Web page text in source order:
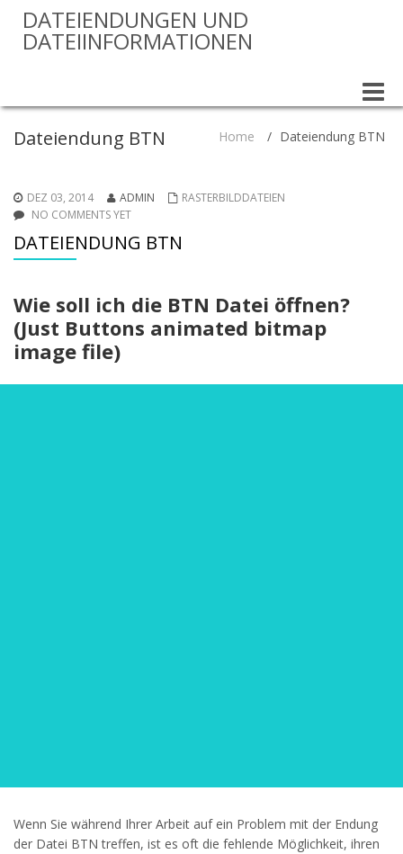
DATEIENDUNGEN UND
DATEIINFORMATIONEN
Toggle
Dateiendung BTN Home / Dateiendung BTN
DEZ 03, 2014 ADMIN
RASTERBILDDATEIEN
NO COMMENTS YET
DATEIENDUNG BTN
Wie soll ich die BTN Datei öffnen?
(Just Buttons animated bitmap
image file)
Wenn Sie während Ihrer Arbeit auf ein Problem mit der Endung
der Datei BTN treffen, ist es oft die fehlende Möglichkeit, ihren